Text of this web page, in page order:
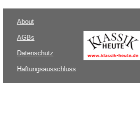
About
AGBs
Datenschutz
Haftungsausschluss